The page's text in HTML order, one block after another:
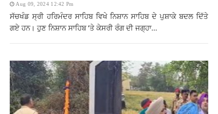
Aug 09, 2024 12:42 Pm
ਸੱਚਖੰਡ ਸ੍ਰੀ ਹਰਿਮੰਦਰ ਸਾਹਿਬ ਵਿਖੇ ਨਿਸ਼ਾਨ ਸਾਹਿਬ ਦੇ ਪੁਸ਼ਾਕੇ ਬਦਲ ਦਿੱਤੇ
ਗਏ ਹਨ। ਹੁਣ ਨਿਸ਼ਾਨ ਸਾਹਿਬ ‘ਤੇ ਕੇਸਰੀ ਰੰਗ ਦੀ ਜਗ੍ਹਾ...